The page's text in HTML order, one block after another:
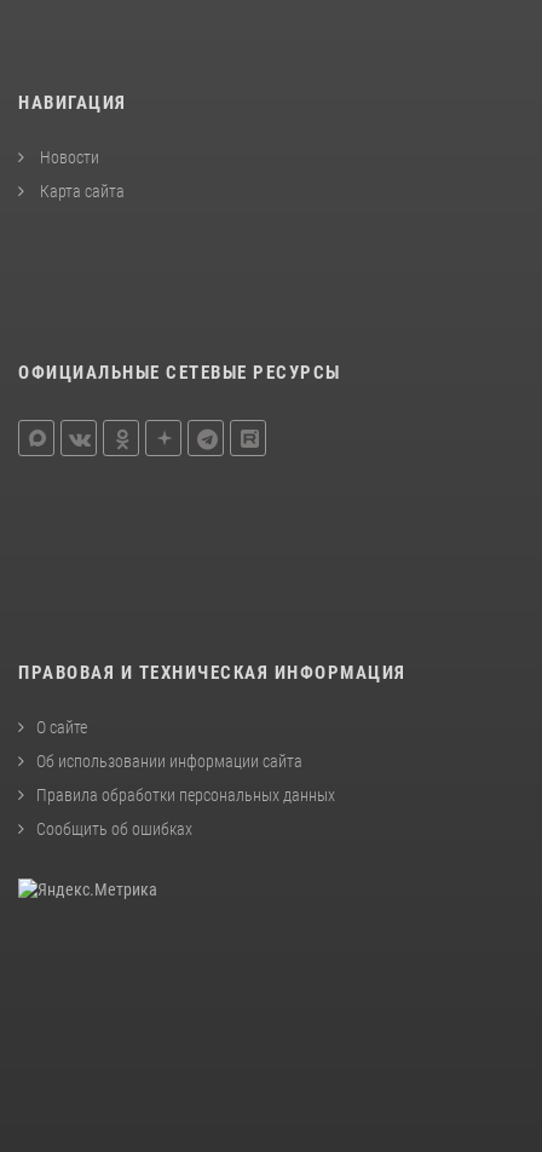
НАВИГАЦИЯ
Новости
Карта сайта
ОФИЦИАЛЬНЫЕ СЕТЕВЫЕ РЕСУРСЫ
ПРАВОВАЯ И ТЕХНИЧЕСКАЯ ИНФОРМАЦИЯ
О сайте
Об использовании информации сайта
Правила обработки персональных данных
Сообщить об ошибках